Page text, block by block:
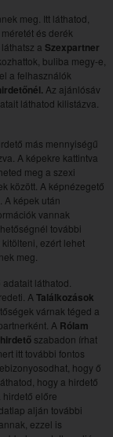
meg. Itt láthatod,
és derék
a Szexpartner
buliba megy-e,
a felhasználók
Az ajánlósáv
láthatod kilistázva.
más mennyiségű
A képekre kattintva
meg a szexi
között. A képnézegető
A képek után
vannak
további
ezért lehet
meg.
láthatod.
A Találkozások
várnak téged a
A Rólam
szabadon írhat
itt további fontos
hogy ő
hogy a hirdető
hirdető előre
alján további
ezzel is